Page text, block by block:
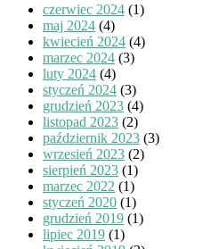
czerwiec 2024 (1)
maj 2024 (4)
kwiecień 2024 (4)
marzec 2024 (3)
luty 2024 (4)
styczeń 2024 (3)
grudzień 2023 (4)
listopad 2023 (2)
październik 2023 (3)
wrzesień 2023 (2)
sierpień 2023 (1)
marzec 2022 (1)
styczeń 2020 (1)
grudzień 2019 (1)
lipiec 2019 (1)